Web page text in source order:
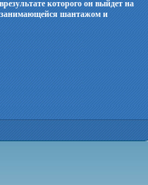
которого он выйдет на
занимающейся шантажом и